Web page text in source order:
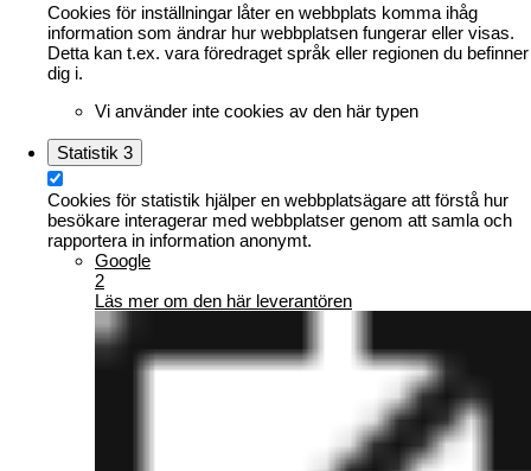
Cookies för inställningar låter en webbplats komma ihåg
information som ändrar hur webbplatsen fungerar eller visas.
Detta kan t.ex. vara föredraget språk eller regionen du befinner
dig i.
Vi använder inte cookies av den här typen
Statistik 3
Cookies för statistik hjälper en webbplatsägare att förstå hur
besökare interagerar med webbplatser genom att samla och
rapportera in information anonymt.
Google
2
Läs mer om den här leverantören